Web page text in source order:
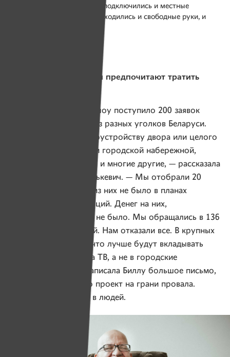
городских проектов в итоге подключились и местные
горожане, и организации, находились и свободные руки, и
Белорусские компании предпочитают тратить
— В этом году в наше шоу поступило 200 заявок
от активных горожан из разных уголков Беларуси.
Были проекты по благоустройству двора или целого
района, реконструкции городской набережной,
восстановлению храма и многие другие, — рассказала
«Именам» Надежда Илькевич. — Мы отобрали 20
инициатив. Ни одной из них не было в планах
у местных администраций. Денег на них,
соответственно, тоже не было. Мы обращались в 136
белорусских компаний. Нам отказали все. В крупных
компаниях ответили, что лучше будут вкладывать
средства в рекламу на ТВ, а не в городские
проекты. И тогда я написала Биллу большое письмо,
рассказала о том, что проект на грани провала.
Он просто спас веру в людей.